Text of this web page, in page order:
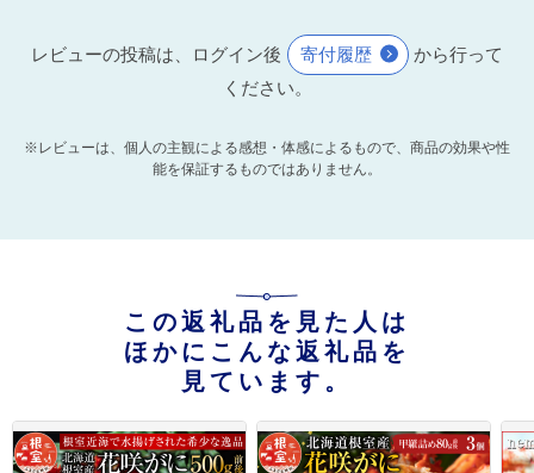
レビューの投稿は、ログイン後 寄付履歴
から行って
ください。
※レビューは、個人の主観による感想・体感によるもので、商品の効果や性
能を保証するものではありません。
この返礼品を見た人は
ほかにこんな返礼品を
見ています。